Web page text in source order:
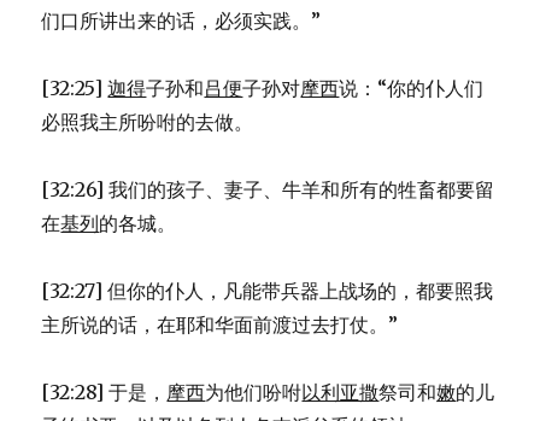
们口所讲出来的话，必须实践。”
[32:25]迦得子孙和吕便子孙对摩西说：“你的仆人们
必照我主所吩咐的去做。
[32:26] 我们的孩子、妻子、牛羊和所有的牲畜都要留
在基列的各城。
[32:27] 但你的仆人，凡能带兵器上战场的，都要照我
主所说的话，在耶和华面前渡过去打仗。”
[32:28] 于是， 摩西为他们吩咐以利亚撒祭司和嫩的儿